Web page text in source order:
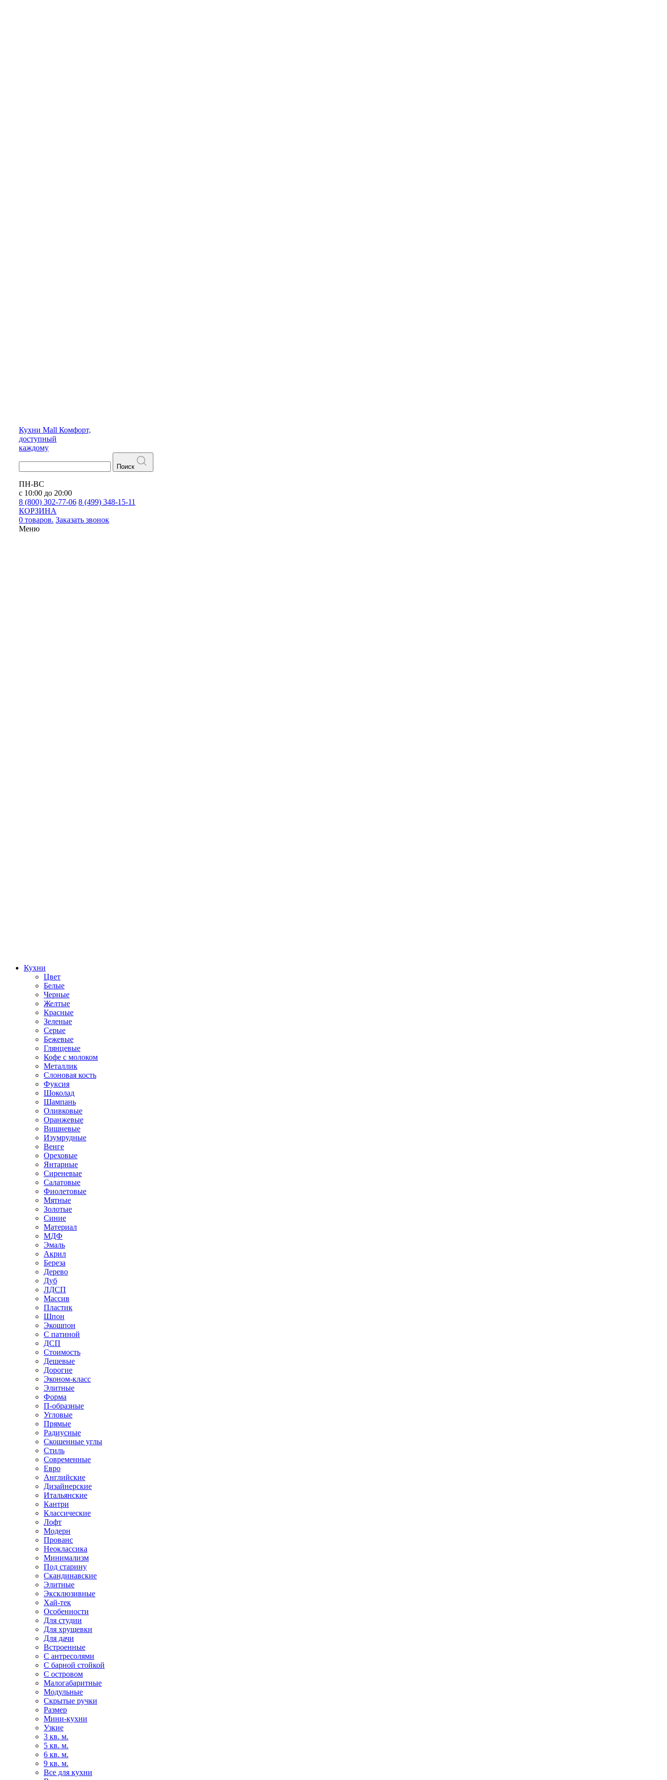
Кухни Mall Комфорт,
доступный
каждому
Поиск
ПН-ВС
с 10:00 до 20:00
8 (800) 302-77-06 8 (499) 348-15-11
КОРЗИНА
0 товаров. Заказать звонок
Меню
Кухни
Цвет
Белые
Черные
Желтые
Красные
Зеленые
Серые
Бежевые
Глянцевые
Кофе с молоком
Металлик
Слоновая кость
Фуксия
Шоколад
Шампань
Оливковые
Оранжевые
Вишневые
Изумрудные
Венге
Ореховые
Янтарные
Сиреневые
Салатовые
Фиолетовые
Мятные
Золотые
Синие
Материал
МДФ
Эмаль
Акрил
Береза
Дерево
Дуб
ЛДСП
Массив
Пластик
Шпон
Экошпон
С патиной
ДСП
Стоимость
Дешевые
Дорогие
Эконом-класс
Элитные
Форма
П-образные
Угловые
Прямые
Радиусные
Скошенные углы
Стиль
Современные
Евро
Английские
Дизайнерские
Итальянские
Кантри
Классические
Лофт
Модерн
Прованс
Неоклассика
Минимализм
Под старину
Скандинавские
Элитные
Эксклюзивные
Хай-тек
Особенности
Для студии
Для хрущевки
Для дачи
Встроенные
С антресолями
С барной стойкой
С островом
Малогабаритные
Модульные
Скрытые ручки
Размер
Мини-кухни
Узкие
3 кв. м.
5 кв. м.
6 кв. м.
9 кв. м.
Все для кухни